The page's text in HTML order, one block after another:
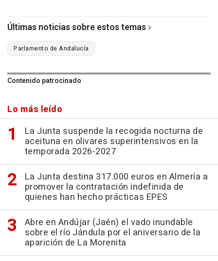
Últimas noticias sobre estos temas
Parlamento de Andalucía
Contenido patrocinado
Lo más leído
La Junta suspende la recogida nocturna de
aceituna en olivares superintensivos en la
temporada 2026-2027
La Junta destina 317.000 euros en Almería a
promover la contratación indefinida de
quienes han hecho prácticas EPES
Abre en Andújar (Jaén) el vado inundable
sobre el río Jándula por el aniversario de la
aparición de La Morenita